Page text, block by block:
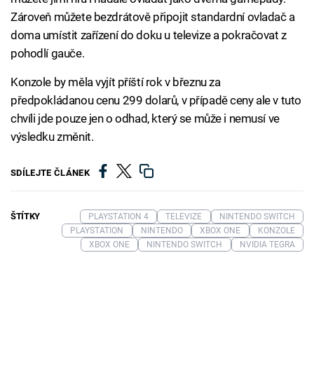
Zároveň můžete bezdrátově připojit standardní ovladač a
doma umístit zařízení do doku u televize a pokračovat z
pohodlí gauče.
Konzole by měla vyjít příští rok v březnu za
předpokládanou cenu 299 dolarů, v případě ceny ale v tuto
chvíli jde pouze jen o odhad, který se může i nemusí ve
výsledku změnit.
SDÍLEJTE ČLÁNEK
ŠTÍTKY PLAYSTATION 4 TELEVIZE
NINTENDO SWITCH
PLAYSTATION
NINTENDO XBOX ONE
KONZOLE
XBOX ONE
NINTENDO SWITCH NVIDIA TEGRA